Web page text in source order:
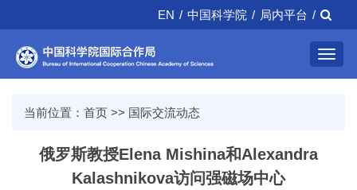
EN / 中国科学院 / 局内平台 /
当前位置： 首页 >> 国际交流动态
俄罗斯教授Elena Mishina和Alexandra
Kalashnikova访问强磁场中心